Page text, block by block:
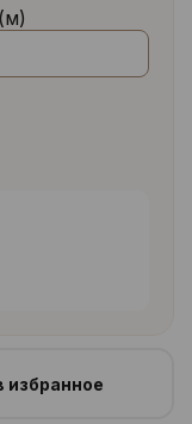
избранное